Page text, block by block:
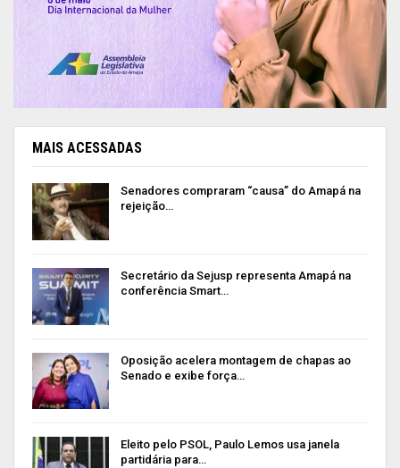
MAIS ACESSADAS
Senadores compraram “causa” do Amapá na
rejeição…
Secretário da Sejusp representa Amapá na
conferência Smart…
Oposição acelera montagem de chapas ao
Senado e exibe força…
Eleito pelo PSOL, Paulo Lemos usa janela
partidária para…